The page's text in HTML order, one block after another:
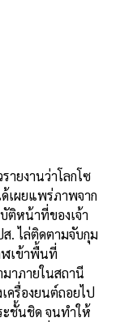
ายงานว่าโลกโซ
เผยแพร่ภาพจาก
ติหน้าที่ของเจ้า
. ไล่ติดตามจับกุม
ฬเข้าพื้นที่
าภายในสถานี
ครื่องยนต์ถอยไป
ะชั้นชิด จนทำให้